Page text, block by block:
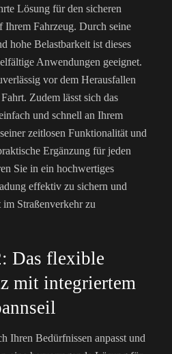
Lösung für den sicheren
Ihrem Fahrzeug. Durch seine
hohe Belastbarkeit ist dieses
Anwendungen geeignet.
vor dem Herausfallen
Zudem lässt sich das
und schnell an Ihrem
zeitlosen Funktionalität und
Ergänzung für jeden
Sie in ein hochwertiges
effektiv zu sichern und
Straßenverkehr zu
Das flexible
mit integriertem
Ihren Bedürfnissen anpasst und